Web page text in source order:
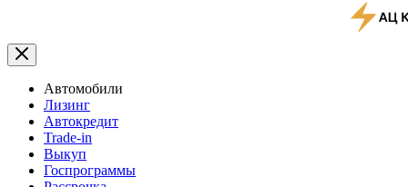
Автомобили
Лизинг
Автокредит
Trade-in
Выкуп
Госпрограммы